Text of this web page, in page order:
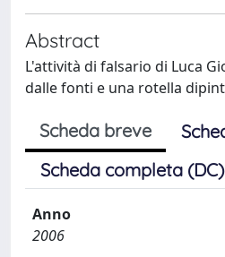
Abstract
L'attività di falsario di Luca
dalle fonti e una rotella
Scheda breve
Scheda completa (DC)
Anno
2006